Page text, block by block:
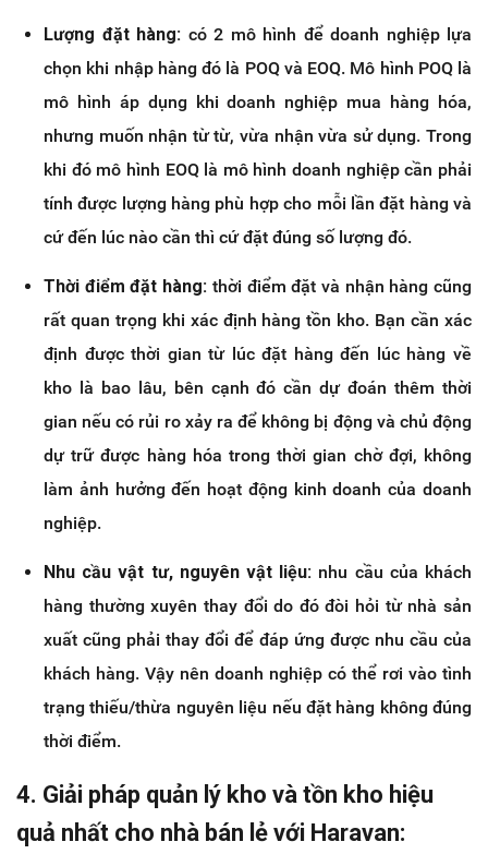
Lượng đặt hàng: có 2 mô hình để doanh nghiệp lựa
chọn khi nhập hàng đó là POQ và EOQ. Mô hình POQ là
mô hình áp dụng khi doanh nghiệp mua hàng hóa,
nhưng muốn nhận từ từ, vừa nhận vừa sử dụng. Trong
khi đó mô hình EOQ là mô hình doanh nghiệp cần phải
tính được lượng hàng phù hợp cho mỗi lần đặt hàng và
cứ đến lúc nào cần thì cứ đặt đúng số lượng đó.
Thời điểm đặt hàng: thời điểm đặt và nhận hàng cũng
rất quan trọng khi xác định hàng tồn kho. Bạn cần xác
định được thời gian từ lúc đặt hàng đến lúc hàng về
kho là bao lâu, bên cạnh đó cần dự đoán thêm thời
gian nếu có rủi ro xảy ra để không bị động và chủ động
dự trữ được hàng hóa trong thời gian chờ đợi, không
làm ảnh hưởng đến hoạt động kinh doanh của doanh
nghiệp.
Nhu cầu vật tư, nguyên vật liệu: nhu cầu của khách
hàng thường xuyên thay đổi do đó đòi hỏi từ nhà sản
xuất cũng phải thay đổi để đáp ứng được nhu cầu của
khách hàng. Vậy nên doanh nghiệp có thể rơi vào tình
trạng thiếu/thừa nguyên liệu nếu đặt hàng không đúng
thời điểm.
4. Giải pháp quản lý kho và tồn kho hiệu
quả nhất cho nhà bán lẻ với Haravan: